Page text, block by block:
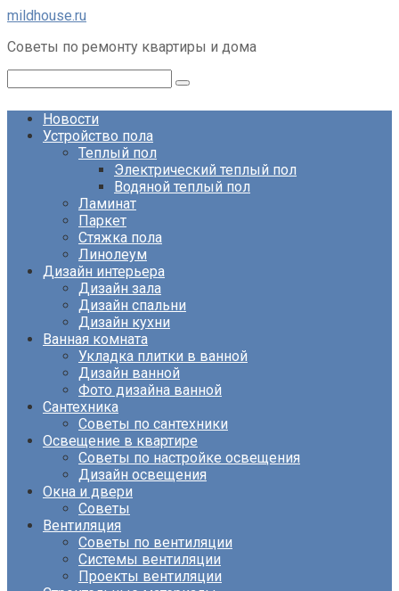
Перейти
контенту
mildhouse.ru
Советы по ремонту квартиры и дома
Новости
Устройство пола
Теплый пол
Электрический теплый пол
Водяной теплый пол
Ламинат
Паркет
Стяжка пола
Линолеум
Дизайн интерьера
Дизайн зала
Дизайн спальни
Дизайн кухни
Ванная комната
Укладка плитки в ванной
Дизайн ванной
Фото дизайна ванной
Сантехника
Советы по сантехники
Освещение в квартире
Советы по настройке освещения
Дизайн освещения
Окна и двери
Советы
Вентиляция
Советы по вентиляции
Системы вентиляции
Проекты вентиляции